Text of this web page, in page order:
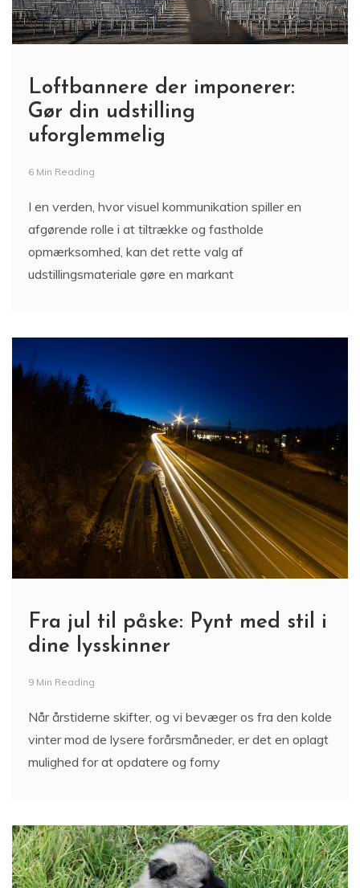
Loftbannere der imponerer:
Gør din udstilling
uforglemmelig
6 Min Reading
I en verden, hvor visuel kommunikation spiller en
afgørende rolle i at tiltrække og fastholde
opmærksomhed, kan det rette valg af
udstillingsmateriale gøre en markant
Fra jul til påske: Pynt med stil i
dine lysskinner
9 Min Reading
Når årstiderne skifter, og vi bevæger os fra den kolde
vinter mod de lysere forårsmåneder, er det en oplagt
mulighed for at opdatere og forny